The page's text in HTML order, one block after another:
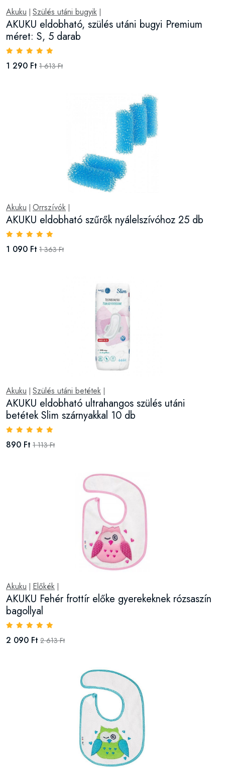
Akuku Szülés utáni bugyik
AKUKU eldobható, szülés utáni bugyi Premium
méret: S, 5 darab
1 290 Ft 1 613 Ft
Akuku Orrszívók
AKUKU eldobható szűrők nyálelszívóhoz 25 db
1 090 Ft 1 363 Ft
Akuku Szülés utáni betétek
AKUKU eldobható ultrahangos szülés utáni
betétek Slim szárnyakkal 10 db
890 Ft 1 113 Ft
Akuku Előkék
AKUKU Fehér frottír előke gyerekeknek rózsaszín
bagollyal
2 090 Ft 2 613 Ft